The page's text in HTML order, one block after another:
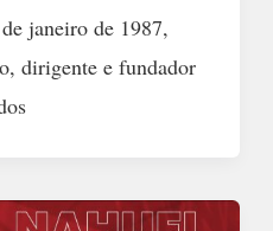
janeiro de 1987,
dirigente e fundador